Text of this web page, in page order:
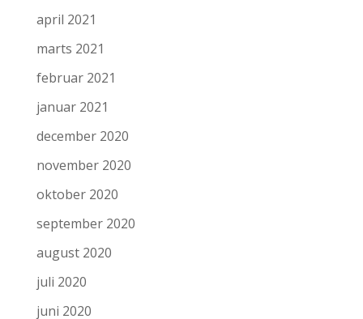
april 2021
marts 2021
februar 2021
januar 2021
december 2020
november 2020
oktober 2020
september 2020
august 2020
juli 2020
juni 2020